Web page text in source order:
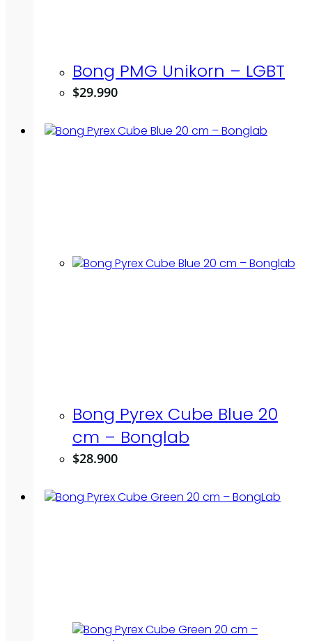
Bong PMG Unikorn – LGBT
$29.990
Bong Pyrex Cube Blue 20
cm – Bonglab
$28.900